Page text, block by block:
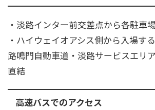
・淡路インター前交差点から各駐車
・ハイウェイオアシス側から入場す
路鳴門自動車道・淡路サービスエリ
直結
高速バスでのアクセス